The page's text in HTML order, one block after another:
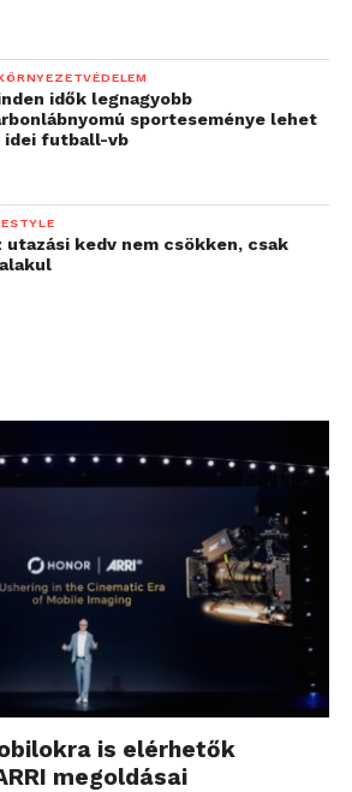
idők legnagyobb
sporteseménye lehet
idei futball-vb
utazási kedv nem csökken, csak
is elérhetők
megoldásai